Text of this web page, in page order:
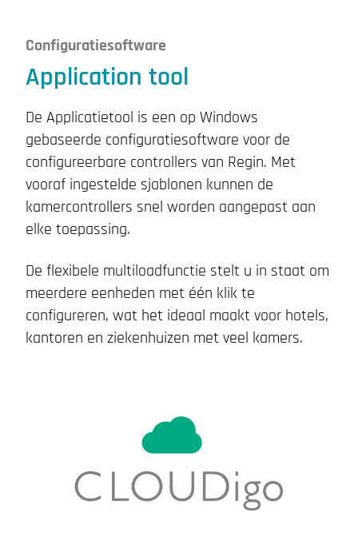
Configuratiesoftware
Application tool
De Applicatietool is een op Windows
gebaseerde configuratiesoftware voor de
configureerbare controllers van Regin. Met
vooraf ingestelde sjablonen kunnen de
kamercontrollers snel worden aangepast aan
elke toepassing.
De flexibele multiloadfunctie stelt u in staat om
meerdere eenheden met één klik te
configureren, wat het ideaal maakt voor hotels,
kantoren en ziekenhuizen met veel kamers.